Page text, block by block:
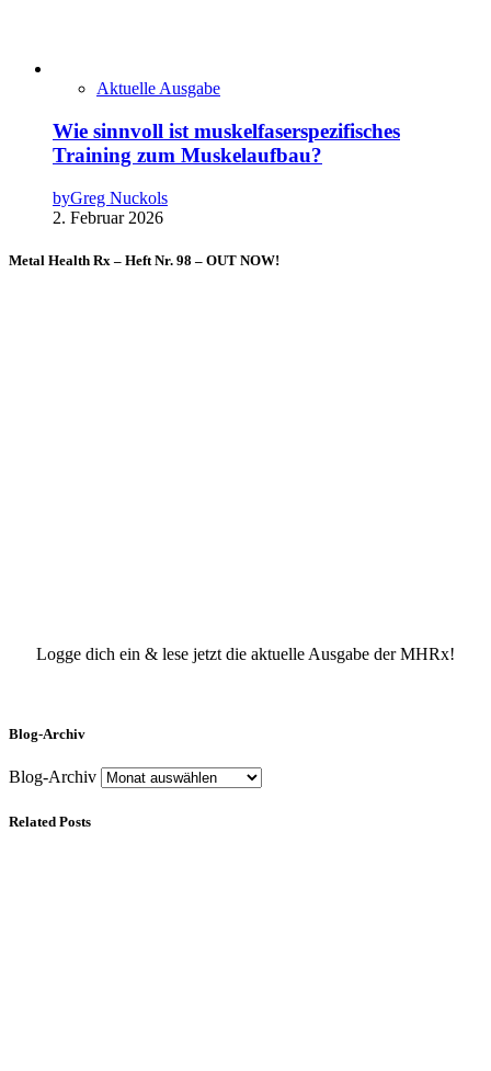
Aktuelle Ausgabe
Wie sinnvoll ist muskelfaserspezifisches
Training zum Muskelaufbau?
byGreg Nuckols
2. Februar 2026
Metal Health Rx – Heft Nr. 98 – OUT NOW!
Logge dich ein & lese jetzt die aktuelle Ausgabe der MHRx!
Blog-Archiv
Blog-Archiv
Related Posts